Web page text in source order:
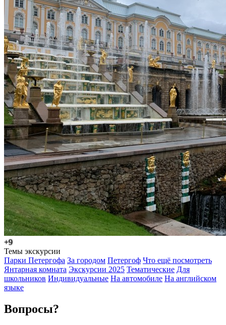
+9
Темы экскурсии
Парки Петергофа За городом Петергоф Что ещё посмотреть
Янтарная комната Экскурсии 2025 Тематические Для
школьников Индивидуальные На автомобиле На английском
языке
Вопросы?